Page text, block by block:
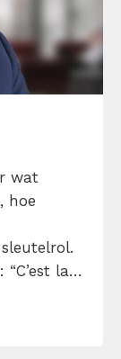
wat
hoe
la
het